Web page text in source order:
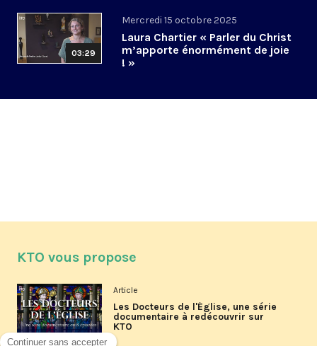
03:29
Mercredi 15 octobre 2025
Laura Chartier « Parler du Christ
m’apporte énormément de joie
! »
KTO vous propose
Article
Les Docteurs de l'Église, une série
documentaire à redécouvrir sur
KTO